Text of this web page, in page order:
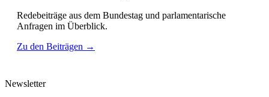
Redebeiträge aus dem Bundestag und parlamentarische
Anfragen im Überblick.
Zu den Beiträgen →
Newsletter